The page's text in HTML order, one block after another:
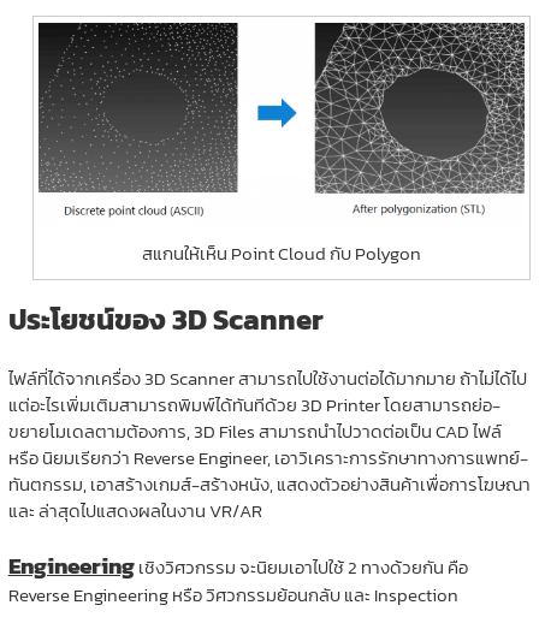
สแกนให้เห็น Point Cloud กับ Polygon
ประโยชน์ของ 3D Scanner
ไฟล์ที่ได้จากเครื่อง 3D Scanner สามารถไปใช้งานต่อได้มากมาย ถ้าไม่ได้ไป
แต่อะไรเพิ่มเติมสามารถพิมพ์ได้ทันทีด้วย 3D Printer โดยสามารถย่อ-
ขยายโมเดลตามต้องการ, 3D Files สามารถนำไปวาดต่อเป็น CAD ไฟล์
หรือ นิยมเรียกว่า Reverse Engineer, เอาวิเคราะการรักษาทางการแพทย์-
ทันตกรรม, เอาสร้างเกมส์-สร้างหนัง, แสดงตัวอย่างสินค้าเพื่อการโฆษณา
และ ล่าสุดไปแสดงผลในงาน VR/AR
Engineeringเชิงวิศวกรรม จะนิยมเอาไปใช้ 2 ทางด้วยกัน คือ
Reverse Engineering หรือ วิศวกรรมย้อนกลับ และ Inspection